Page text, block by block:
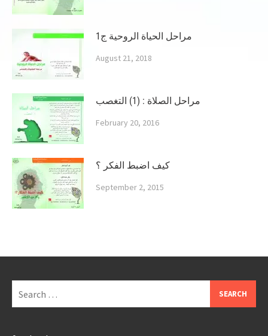
مراحل الحياة الروحية ج1
August 21, 2018
مراحل الصلاة : (1) التغصب
February 20, 2016
كيف اضبط الفكر ؟
September 2, 2015
for: